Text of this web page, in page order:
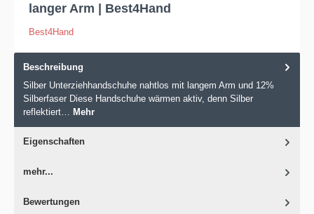
langer Arm | Best4Hand
Best4Hand
Beschreibung
Silber Unterziehhandschuhe nahtlos mit langem Arm und 12%
Silberfaser Diese Handschuhe wärmen aktiv, denn Silber
reflektiert… Mehr
Eigenschaften
mehr...
Bewertungen